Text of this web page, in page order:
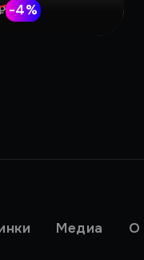
-4%
Медиа О